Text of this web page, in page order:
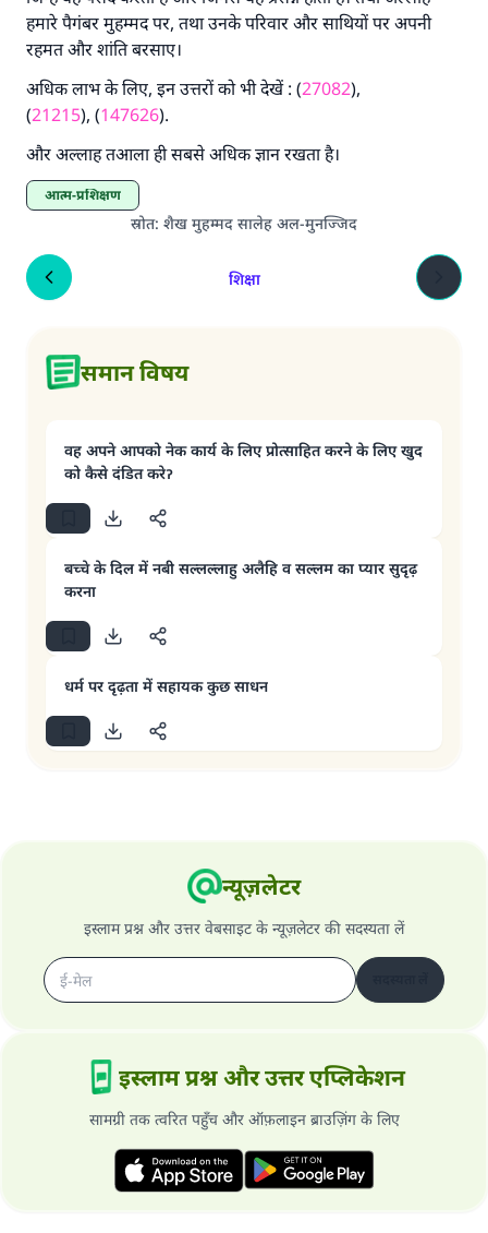
हमारे पैगंबर मुहम्मद पर, तथा उनके परिवार और साथियों पर अपनी
रहमत और शांति बरसाए।
अधिक लाभ के लिए, इन उत्तरों को भी देखें : (27082),
(21215), (147626).
और अल्लाह तआला ही सबसे अधिक ज्ञान रखता है।
आत्म-प्रशिक्षण
स्रोत: शैख मुहम्मद सालेह अल-मुनज्जिद
शिक्षा
समान विषय
वह अपने आपको नेक कार्य के लिए प्रोत्साहित करने के लिए खुद
को कैसे दंडित करेॽ
बच्चे के दिल में नबी सल्लल्लाहु अलैहि व सल्लम का प्यार सुदृढ़
करना
धर्म पर दृढ़ता में सहायक कुछ साधन
न्यूज़लेटर
इस्लाम प्रश्न और उत्तर वेबसाइट के न्यूज़लेटर की सदस्यता लें
इस्लाम प्रश्न और उत्तर एप्लिकेशन
सामग्री तक त्वरित पहुँच और ऑफ़लाइन ब्राउज़िंग के लिए